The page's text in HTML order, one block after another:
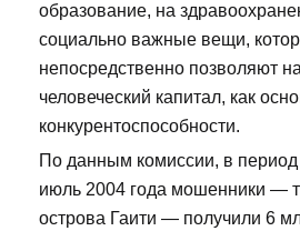
образование, на
социально важные вещи,
непосредственно позволяют
человеческий капитал, как
конкурентоспособности.
По данным комиссии, в
июль 2004 года мошенники —
острова Гаити — получили 6